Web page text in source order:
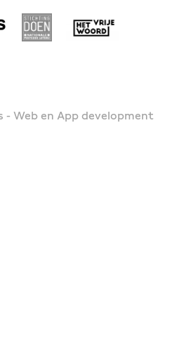
- Web en App development